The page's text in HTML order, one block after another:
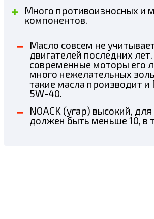
Много противоизносных и
компонентов.
Масло совсем не
двигателей последних
современные моторы его
много нежелательных
такие масла производит и
5W-40.
NOACK (угар) высокий,
должен быть меньше 10, в